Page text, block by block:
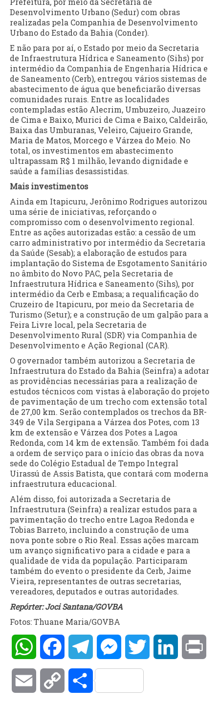
Desenvolvimento Urbano (Sedur) com obras
realizadas pela Companhia de Desenvolvimento
Urbano do Estado da Bahia (Conder).
E não para por aí, o Estado por meio da Secretaria
de Infraestrutura Hídrica e Saneamento (Sihs) por
intermédio da Companhia de Engenharia Hídrica e
de Saneamento (Cerb), entregou vários sistemas de
abastecimento de água que beneficiarão diversas
comunidades rurais. Entre as localidades
contempladas estão Alecrim, Umbuzeiro, Juazeiro
de Cima e Baixo, Murici de Cima e Baixo, Caldeirão,
Baixa das Umburanas, Veleiro, Cajueiro Grande,
Maria de Matos, Morcego e Várzea do Meio. No
total, os investimentos em abastecimento
ultrapassam R$ 1 milhão, levando dignidade e
saúde a famílias desassistidas.
Mais investimentos
Ainda em Itapicuru, Jerônimo Rodrigues autorizou
uma série de iniciativas, reforçando o
compromisso com o desenvolvimento regional.
Entre as ações autorizadas estão: a cessão de um
carro administrativo por intermédio da Secretaria
da Saúde (Sesab); a elaboração de estudos para
implantação do Sistema de Esgotamento Sanitário
no âmbito do Novo PAC, pela Secretaria de
Infraestrutura Hídrica e Saneamento (Sihs), por
intermédio da Cerb e Embasa; a requalificação do
Cruzeiro de Itapicuru, por meio da Secretaria de
Turismo (Setur); e a construção de um galpão para a
Feira Livre local, pela Secretaria de
Desenvolvimento Rural (SDR) via Companhia de
Desenvolvimento e Ação Regional (CAR).
O governador também autorizou a Secretaria de
Infraestrutura do Estado da Bahia (Seinfra) a adotar
as providências necessárias para a realização de
estudos técnicos com vistas à elaboração do projeto
de pavimentação de um trecho com extensão total
de 27,00 km. Serão contemplados os trechos da BR-
349 de Vila Sergipana a Várzea dos Potes, com 13
km de extensão e Várzea dos Potes a Lagoa
Redonda, com 14 km de extensão. Também foi dada
a ordem de serviço para o início das obras da nova
sede do Colégio Estadual de Tempo Integral
Uirassú de Assis Batista, que contará com moderna
infraestrutura educacional.
Além disso, foi autorizada a Secretaria de
Infraestrutura (Seinfra) a realizar estudos para a
pavimentação do trecho entre Lagoa Redonda e
Tobias Barreto, incluindo a construção de uma
nova ponte sobre o Rio Real. Essas ações marcam
um avanço significativo para a cidade e para a
qualidade de vida da população. Participaram
também do evento o presidente da Cerb, Jaime
Vieira, representantes de outras secretarias,
vereadores, deputados e outras autoridades.
Repórter: Joci Santana/GOVBA
Fotos: Thuane Maria/GOVBA
WhatsAppFacebookTelegramMessengerTwitter LinkedIn
Email Copy Compartilhar